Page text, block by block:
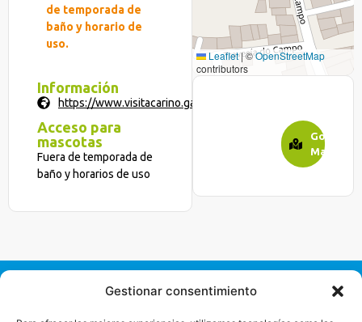
Gestionar consentimiento
de temporada de
baño y horario de
uso.
Información
https://www.visitacarino.gal/playas/es
Acceso para
mascotas
Fuera de temporada de
baño y horarios de uso
Leaflet|©OpenStreetMap
contributors
Google
Maps